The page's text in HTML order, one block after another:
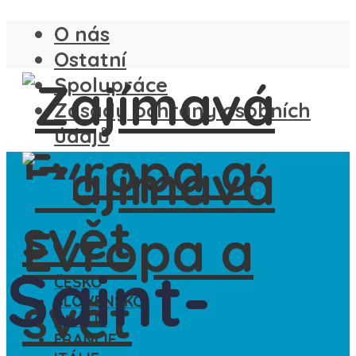
O nás
Ostatní
Spolupráce
Zásady ochrany osobních
údajů
ČESKO
SLOVENSKO
ANGLIE
FRANCIE
Saint-